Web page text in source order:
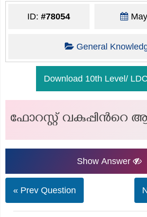
ID:#78054
General
Download 10th Level/
ഫോറസ്റ്റ് വകുപ്പിന്‍റെ
Show Answer
« Prev Question